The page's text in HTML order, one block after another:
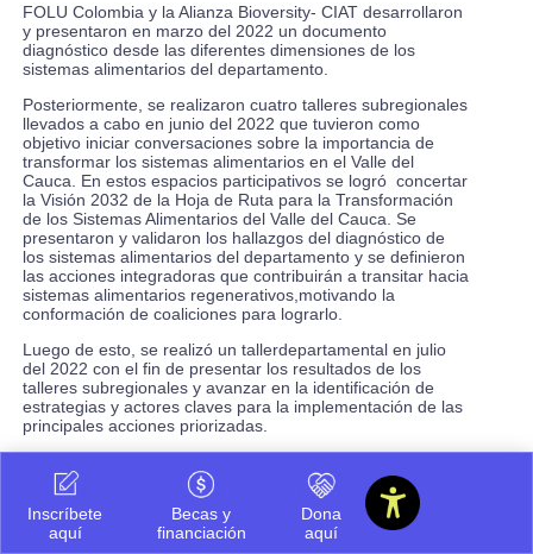
FOLU Colombia y la Alianza Bioversity- CIAT desarrollaron
y presentaron en marzo del 2022 un documento
diagnóstico desde las diferentes dimensiones de los
sistemas alimentarios del departamento.
Posteriormente, se realizaron cuatro talleres subregionales
llevados a cabo en junio del 2022 que tuvieron como
objetivo iniciar conversaciones sobre la importancia de
transformar los sistemas alimentarios en el Valle del
Cauca. En estos espacios participativos se logró concertar
la Visión 2032 de la Hoja de Ruta para la Transformación
de los Sistemas Alimentarios del Valle del Cauca. Se
presentaron y validaron los hallazgos del diagnóstico de
los sistemas alimentarios del departamento y se definieron
las acciones integradoras que contribuirán a transitar hacia
sistemas alimentarios regenerativos,motivando la
conformación de coaliciones para lograrlo.
Luego de esto, se realizó un tallerdepartamental en julio
del 2022 con el fin de presentar los resultados de los
talleres subregionales y avanzar en la identificación de
estrategias y actores claves para la implementación de las
principales acciones priorizadas.
“Como Universidad Icesi hacemos parte del grupo gestor y
estamos convencidos del aporte que por medio de este
proyecto hacemos a la ciudad, región y país. El trabajo
Inscríbete
aquí
Becas y
financiación
Dona
aquí